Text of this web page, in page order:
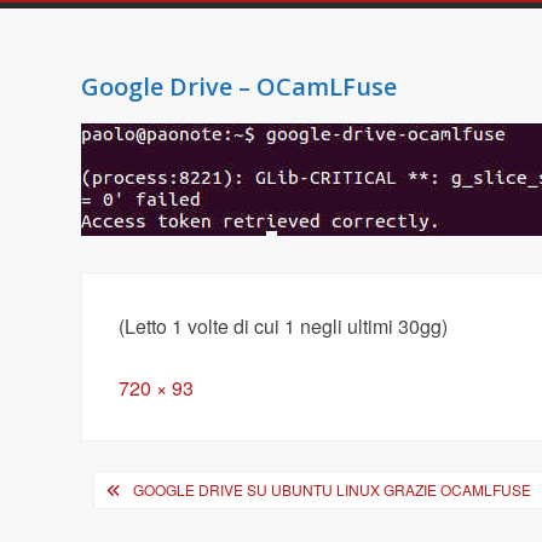
Google Drive – OCamLFuse
(Letto 1 volte di cui 1 negli ultimi 30gg)
Full
720 × 93
Navigazione
GOOGLE DRIVE SU UBUNTU LINUX GRAZIE OCAMLFUSE